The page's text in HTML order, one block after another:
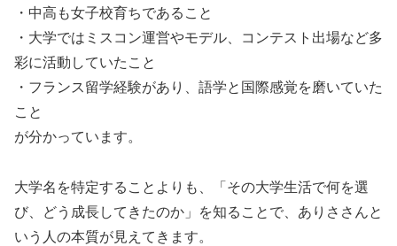
・中高も女子校育ちであること
・大学ではミスコン運営やモデル、コンテスト出場など多
彩に活動していたこと
・フランス留学経験があり、語学と国際感覚を磨いていた
こと
が分かっています。
大学名を特定することよりも、「その大学生活で何を選
び、どう成長してきたのか」を知ることで、ありささんと
いう人の本質が見えてきます。